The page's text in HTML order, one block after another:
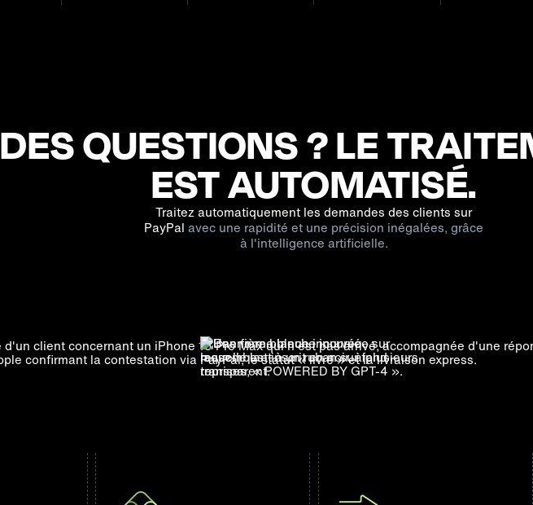
DES QUESTIONS ? LE
EST AUTOMATISÉ.
Traitez automatiquement les demandes des clients sur
PayPalavec une rapidité et une précision inégalées, grâce
à l'intelligence artificielle.